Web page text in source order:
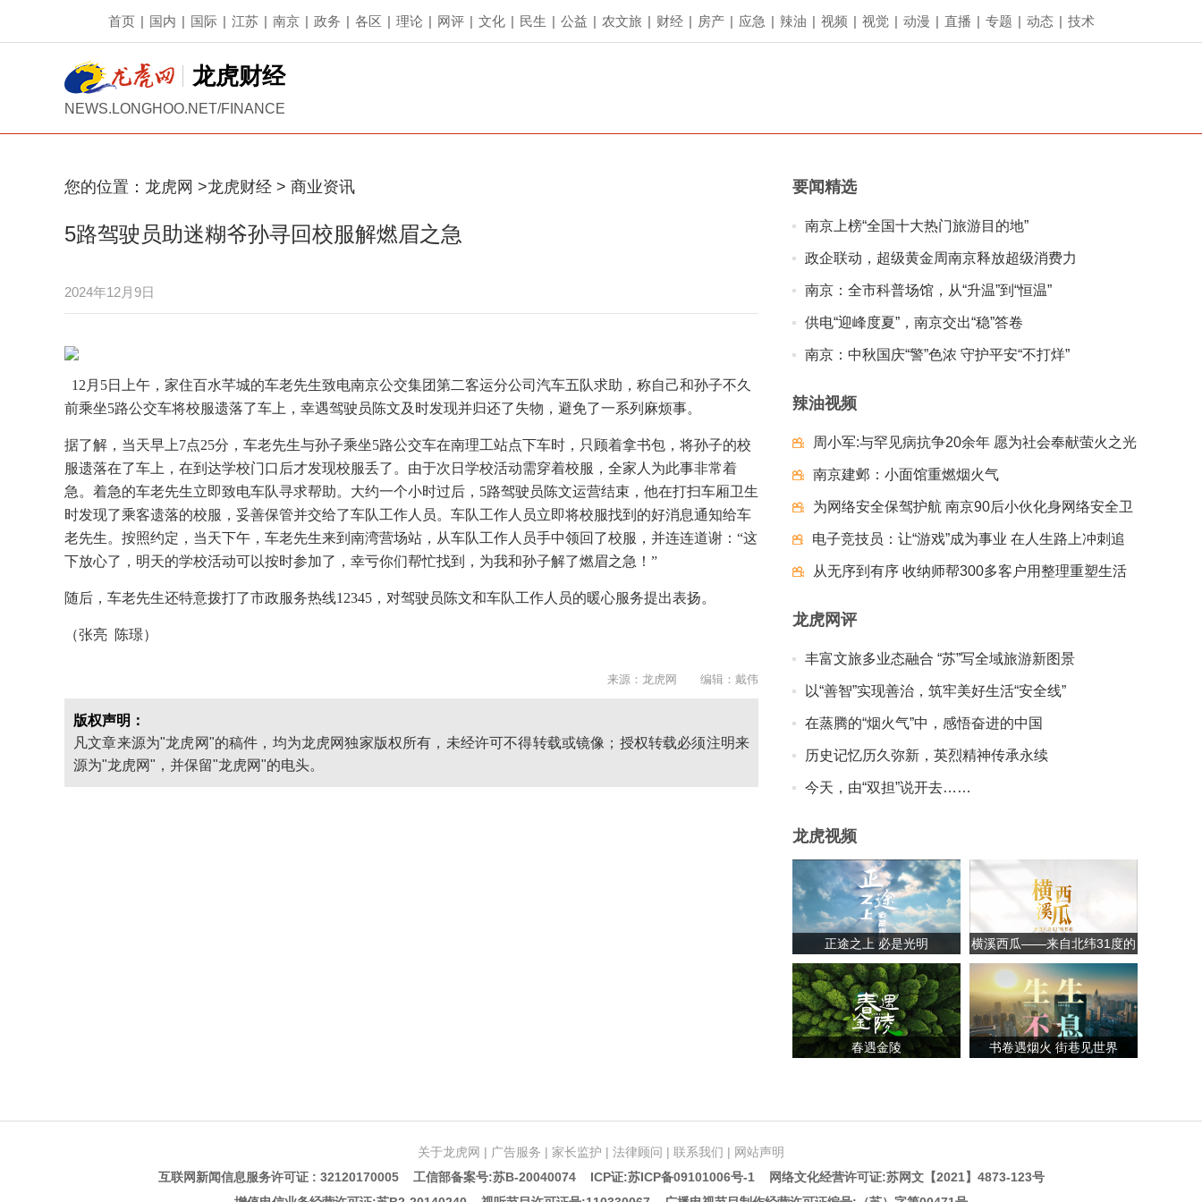
首页 | 国内 | 国际 | 江苏 | 南京 | 政务 | 各区 | 理论 | 网评 | 文化 | 民生 | 公益 | 农文旅 | 财经 | 房产 | 应急 | 辣油 | 视频 | 视觉 | 动漫 | 直播 | 专题 | 动态 | 技术
龙虎财经
NEWS.LONGHOO.NET/FINANCE
您的位置： 龙虎网 >龙虎财经 > 商业资讯
5路驾驶员助迷糊爷孙寻回校服解燃眉之急
2024年12月9日
12月5日上午，家住百水芊城的车老先生致电南京公交集团第二客运分公司汽车五队求助，称自己和孙子不久
前乘坐5路公交车将校服遗落了车上，幸遇驾驶员陈文及时发现并归还了失物，避免了一系列麻烦事。
据了解，当天早上7点25分，车老先生与孙子乘坐5路公交车在南理工站点下车时，只顾着拿书包，将孙子的校
服遗落在了车上，在到达学校门口后才发现校服丢了。由于次日学校活动需穿着校服，全家人为此事非常着
急。着急的车老先生立即致电车队寻求帮助。大约一个小时过后，5路驾驶员陈文运营结束，他在打扫车厢卫生
时发现了乘客遗落的校服，妥善保管并交给了车队工作人员。车队工作人员立即将校服找到的好消息通知给车
老先生。按照约定，当天下午，车老先生来到南湾营场站，从车队工作人员手中领回了校服，并连连道谢：“这
下放心了，明天的学校活动可以按时参加了，幸亏你们帮忙找到，为我和孙子解了燃眉之急！”
随后，车老先生还特意拨打了市政服务热线12345，对驾驶员陈文和车队工作人员的暖心服务提出表扬。
（张亮 陈璟）
来源：龙虎网 编辑：戴伟
版权声明：
凡文章来源为"龙虎网"的稿件，均为龙虎网独家版权所有，未经许可不得转载或镜像；授权转载必须注明来
源为"龙虎网"，并保留"龙虎网"的电头。
要闻精选
南京上榜“全国十大热门旅游目的地”
政企联动，超级黄金周南京释放超级消费力
南京：全市科普场馆，从“升温”到“恒温”
供电“迎峰度夏”，南京交出“稳”答卷
南京：中秋国庆“警”色浓 守护平安“不打烊”
辣油视频
周小军:与罕见病抗争20余年 愿为社会奉献萤火之光
南京建邺：小面馆重燃烟火气
为网络安全保驾护航 南京90后小伙化身网络安全卫
士
电子竞技员：让“游戏”成为事业 在人生路上冲刺追
梦夺冠
从无序到有序 收纳师帮300多客户用整理重塑生活
龙虎网评
丰富文旅多业态融合 “苏”写全域旅游新图景
以“善智”实现善治，筑牢美好生活“安全线”
在蒸腾的“烟火气”中，感悟奋进的中国
历史记忆历久弥新，英烈精神传承永续
今天，由“双担”说开去……
龙虎视频
正途之上 必是光明
横溪西瓜——来自北纬31度的
甘甜
春遇金陵 书卷遇烟火 街巷见世界
关于龙虎网 | 广告服务 | 家长监护 | 法律顾问 | 联系我们 | 网站声明
互联网新闻信息服务许可证 : 32120170005 工信部备案号:苏B-20040074 ICP证:苏ICP备09101006号-1网络文化经营许可证:苏网文【2021】4873-123号